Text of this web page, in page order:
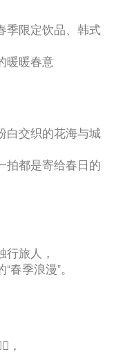
季限定饮品、韩式
暖暖春意
白交织的花海与城
拍都是寄给春日的
行旅人，
春季浪漫”。
，